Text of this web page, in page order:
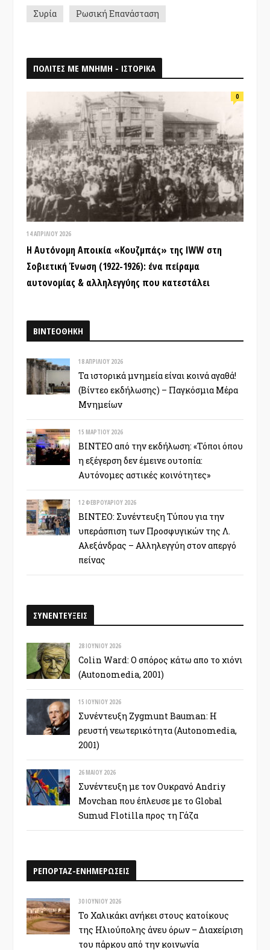
Συρία
Ρωσική Επανάσταση
ΠΟΛΙΤΕΣ ΜΕ ΜΝΗΜΗ - ΙΣΤΟΡΙΚΑ
0
14 ΑΠΡΙΛΊΟΥ 2026
Η Αυτόνομη Αποικία «Κουζμπάς» της IWW στη
Σοβιετική Ένωση (1922-1926): ένα πείραμα
αυτονομίας & αλληλεγγύης που κατεστάλει
ΒΙΝΤΕΟΘΗΚΗ
18 ΑΠΡΙΛΊΟΥ 2026
Τα ιστορικά μνημεία είναι κοινά αγαθά!
(Βίντεο εκδήλωσης) – Παγκόσμια Μέρα
Μνημείων
15 ΜΑΡΤΊΟΥ 2026
ΒΙΝΤΕΟ από την εκδήλωση: «Τόποι όπου
η εξέγερση δεν έμεινε ουτοπία:
Αυτόνομες αστικές κοινότητες»
12 ΦΕΒΡΟΥΑΡΊΟΥ 2026
ΒΙΝΤΕΟ: Συνέντευξη Τύπου για την
υπεράσπιση των Προσφυγικών της Λ.
Αλεξάνδρας – Αλληλεγγύη στον απεργό
πείνας
ΣΥΝΕΝΤΕΥΞΕΙΣ
28 ΙΟΥΝΊΟΥ 2026
Colin Ward: Ο σπόρος κάτω απο το χιόνι
(Autonomedia, 2001)
15 ΙΟΥΝΊΟΥ 2026
Συνέντευξη Zygmunt Bauman: Η
ρευστή νεωτερικότητα (Autonomedia,
2001)
26 ΜΑΪ́ΟΥ 2026
Συνέντευξη με τον Ουκρανό Andriy
Movchan που έπλευσε με το Global
Sumud Flotilla προς τη Γάζα
ΡΕΠΟΡΤΑΖ-ΕΝΗΜΕΡΩΣΕΙΣ
30 ΙΟΥΝΊΟΥ 2026
Το Χαλικάκι ανήκει στους κατοίκους
της Ηλιούπολης άνευ όρων – Διαχείριση
του πάρκου από την κοινωνία